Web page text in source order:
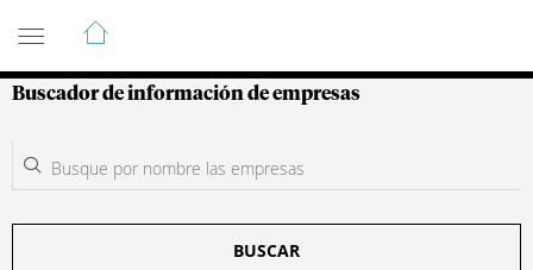
Guía de Empresas Colombianas
Buscador de información de empresas
BUSCAR